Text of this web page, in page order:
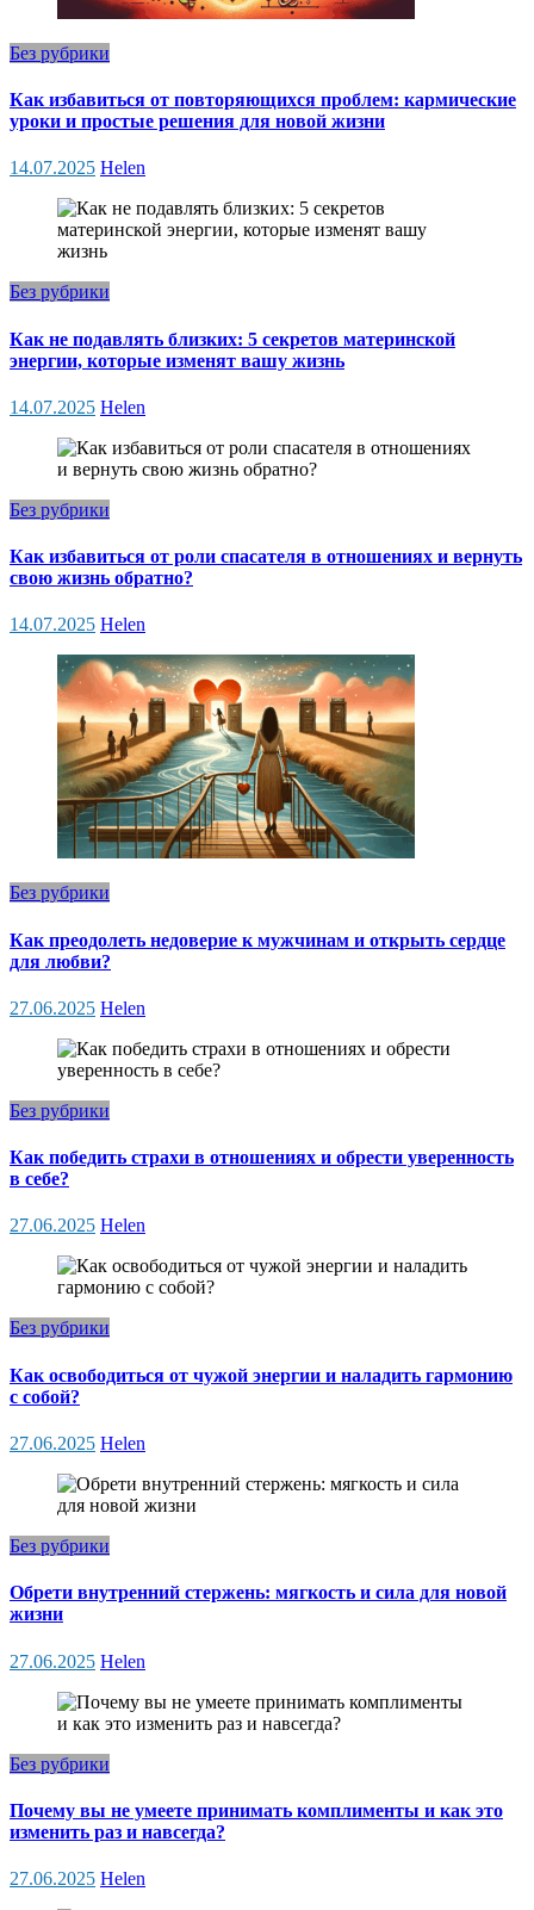
Без рубрики
Как избавиться от повторяющихся проблем: кармические
уроки и простые решения для новой жизни
14.07.2025 Helen
Без рубрики
Как не подавлять близких: 5 секретов материнской
энергии, которые изменят вашу жизнь
14.07.2025 Helen
Без рубрики
Как избавиться от роли спасателя в отношениях и вернуть
свою жизнь обратно?
14.07.2025 Helen
Без рубрики
Как преодолеть недоверие к мужчинам и открыть сердце
для любви?
27.06.2025 Helen
Без рубрики
Как победить страхи в отношениях и обрести уверенность
в себе?
27.06.2025 Helen
Без рубрики
Как освободиться от чужой энергии и наладить гармонию
с собой?
27.06.2025 Helen
Без рубрики
Обрети внутренний стержень: мягкость и сила для новой
жизни
27.06.2025 Helen
Без рубрики
Почему вы не умеете принимать комплименты и как это
изменить раз и навсегда?
27.06.2025 Helen